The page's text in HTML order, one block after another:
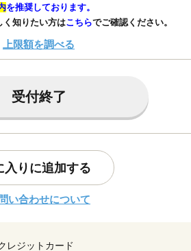
を推奨しております。
く知りたい方はこちらでご確認ください。
上限額を調べる
受付終了
入りに追加する
い合わせについて
レジットカード